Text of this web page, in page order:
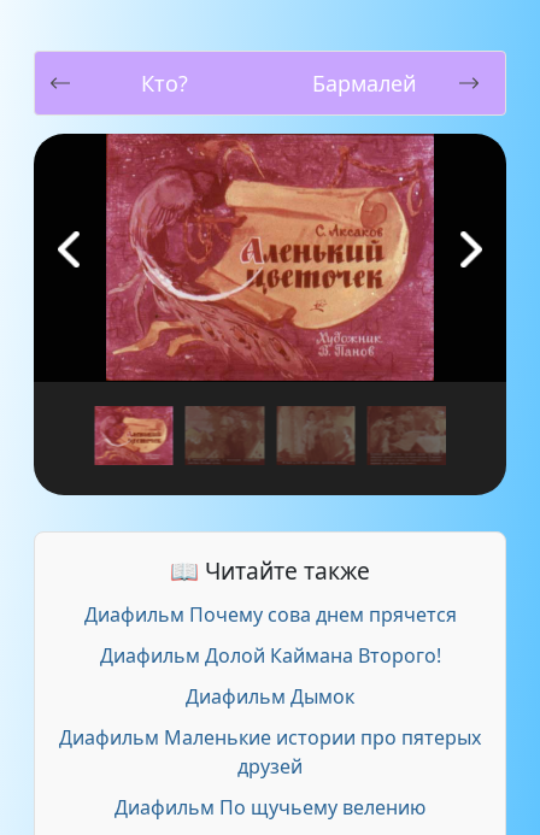
Кто? Бармалей
📖 Читайте также
Диафильм Почему сова днем прячется
Диафильм Долой Каймана Второго!
Диафильм Дымок
Диафильм Маленькие истории про пятерых
друзей
Диафильм По щучьему велению